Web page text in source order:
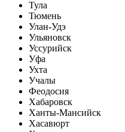
Тула
Тюмень
Улан-Удэ
Ульяновск
Уссурийск
Уфа
Ухта
Учалы
Феодосия
Хабаровск
Ханты-Мансийск
Хасавюрт